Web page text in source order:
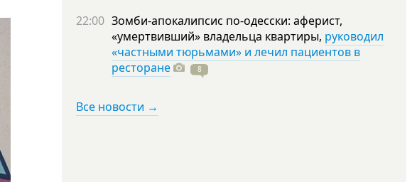
22:00 Зомби-апокалипсис по-одесски: аферист,
«умертвивший» владельца квартиры, руководил
«частными тюрьмами» и лечил пациентов в
ресторане
8
Все новости →